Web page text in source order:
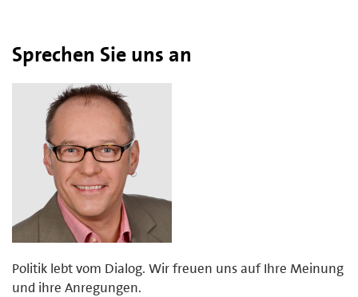
Sprechen Sie uns an
Politik lebt vom Dialog. Wir freuen uns auf Ihre Meinung
und ihre Anregungen.